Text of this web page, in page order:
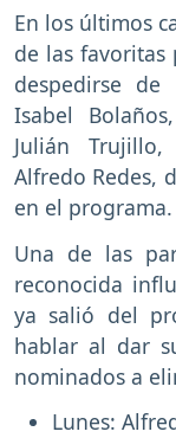
En los últimos
de las
despedirse de
Isabel
Julián Trujillo,
Alfredo Redes,
en el programa.
Una de las
reconocida
ya salió del
hablar al dar
nominados a
Lunes: